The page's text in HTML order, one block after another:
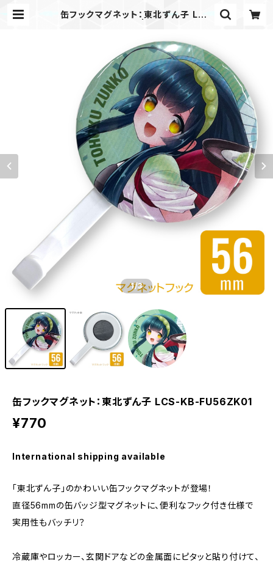
缶フックマグネット：東北ずん子 LCS
ずん子・きりたん・イタコのオリジナル
グッズを販売！
1/3
缶フックマグネット：東北ずん子 LCS-KB-FU56ZK01
¥770
International shipping available
「東北ずん子」のかわいい缶フックマグネットが登場！
直径56mmの缶バッジ型マグネットに、便利なフック付き仕様で
実用性もバッチリ？
冷蔵庫やロッカー、玄関ドアなどの金属面にピタッと貼り付けて、